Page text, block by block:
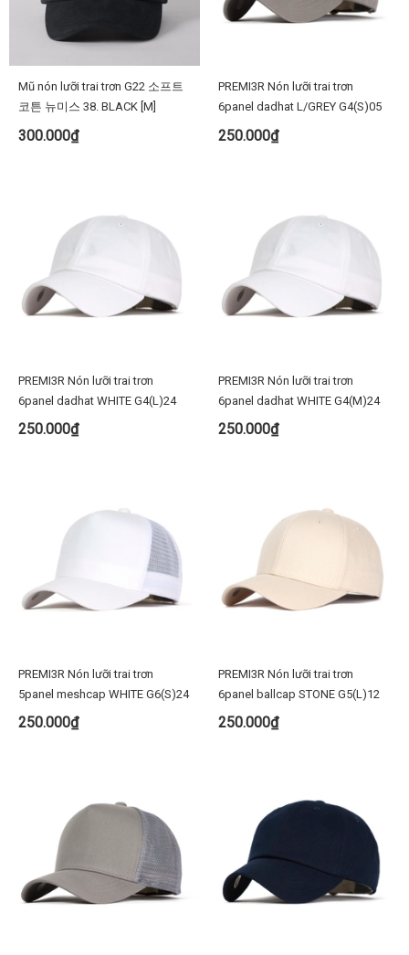
Mũ nón lưỡi trai trơn G22 소프트
코튼 뉴미스 38. BLACK [M]
300.000₫
PREMI3R Nón lưỡi trai trơn
6panel dadhat L/GREY G4(S)05
250.000₫
PREMI3R Nón lưỡi trai trơn
6panel dadhat WHITE G4(L)24
250.000₫
PREMI3R Nón lưỡi trai trơn
6panel dadhat WHITE G4(M)24
250.000₫
PREMI3R Nón lưỡi trai trơn
5panel meshcap WHITE G6(S)24
250.000₫
PREMI3R Nón lưỡi trai trơn
6panel ballcap STONE G5(L)12
250.000₫